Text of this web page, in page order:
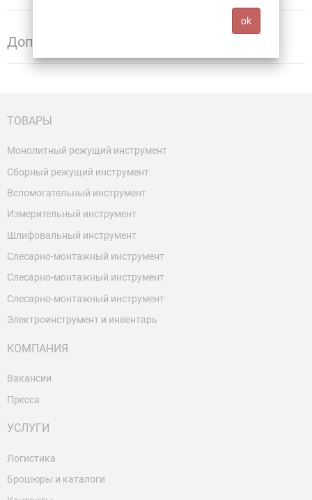
Дополнительная информация
ТОВАРЫ
Монолитный режущий инструмент
Сборный режущий инструмент
Вспомогательный инструмент
Измерительный инструмент
Шлифовальный инструмент
Слесарно-монтажный инструмент
Слесарно-монтажный инструмент
Слесарно-монтажный инструмент
Электроинструмент и инвентарь
КОМПАНИЯ
Вакансии
Пресса
УСЛУГИ
Логистика
Брошюры и каталоги
ok